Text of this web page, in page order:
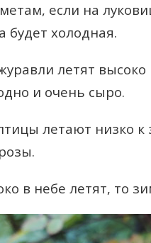
если на
будет холодная.
летят
и очень сыро.
летают низко к
в небе летят, то